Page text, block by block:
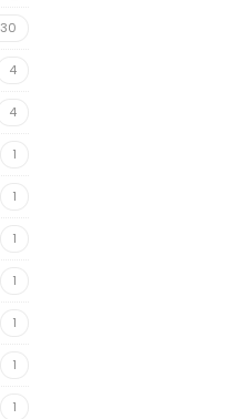
30
4
4
1
1
1
1
1
1
1